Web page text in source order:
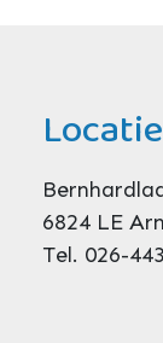
6824 LE
Tel. 026-